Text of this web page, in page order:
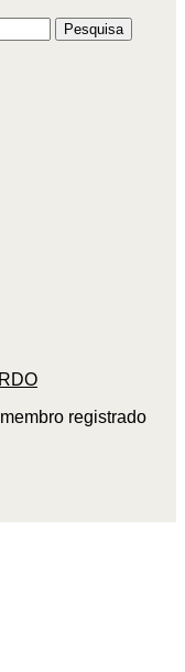
Pesquisa
registrado